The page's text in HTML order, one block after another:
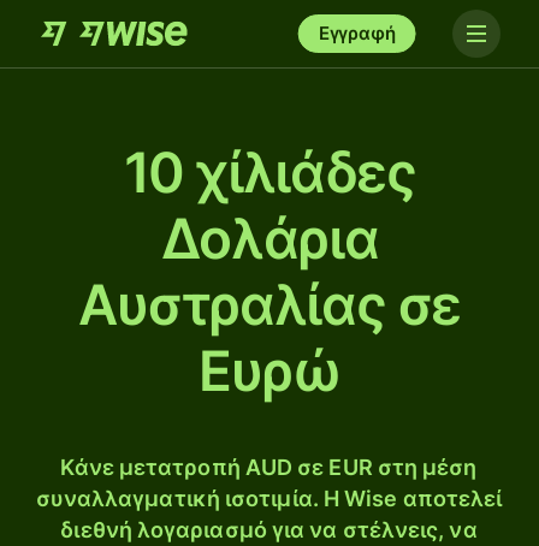
Εγγραφή
10 χίλιάδες
Δολάρια
Αυστραλίας σε
Ευρώ
Κάνε μετατροπή AUD σε EUR στη μέση
συναλλαγματική ισοτιμία. Η Wise αποτελεί
διεθνή λογαριασμό για να στέλνεις, να